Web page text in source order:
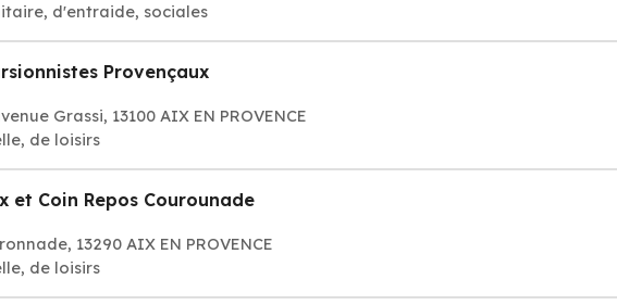
d'entraide, sociales
Provençaux
Grassi, 13100 AIX EN PROVENCE
de loisirs
et Coin Repos Courounade
13290 AIX EN PROVENCE
de loisirs